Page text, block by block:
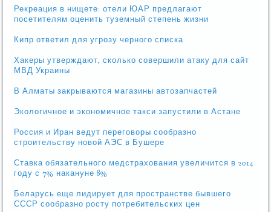
Рекреация в нищете: отели ЮАР предлагают
посетителям оценить туземный степень жизни
Кипр ответил для угрозу черного списка
Хакеры утверждают, сколько совершили атаку для сайт
МВД Украины
В Алматы закрываются магазины автозапчастей
Экологичное и экономичное такси запустили в Астане
Россия и Иран ведут переговоры сообразно
строительству новой АЭС в Бушере
Ставка обязательного медстрахования увеличится в 2014
году с 7% накануне 8%
Беларусь еще лидирует для пространстве бывшего
СССР сообразно росту потребительских цен